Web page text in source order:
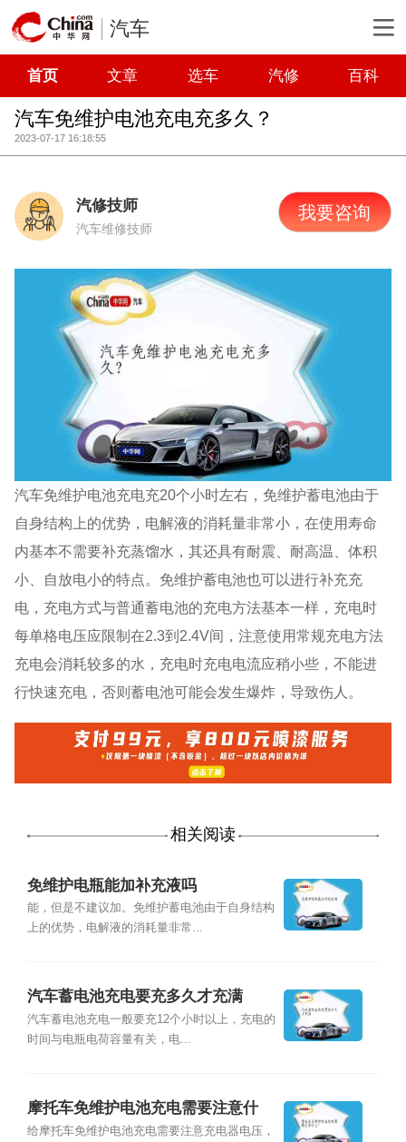
汽车
首页 文章 选车 汽修 百科
汽车免维护电池充电充多久？
2023-07-17 16:18:55
汽修技师
汽车维修技师
我要咨询
汽车免维护电池充电充20个小时左右，免维护蓄电池由于
自身结构上的优势，电解液的消耗量非常小，在使用寿命
内基本不需要补充蒸馏水，其还具有耐震、耐高温、体积
小、自放电小的特点。免维护蓄电池也可以进行补充充
电，充电方式与普通蓄电池的充电方法基本一样，充电时
每单格电压应限制在2.3到2.4V间，注意使用常规充电方法
充电会消耗较多的水，充电时充电电流应稍小些，不能进
行快速充电，否则蓄电池可能会发生爆炸，导致伤人。
相关阅读
免维护电瓶能加补充液吗
能，但是不建议加。免维护蓄电池由于自身结构
上的优势，电解液的消耗量非常...
汽车蓄电池充电要充多久才充满
汽车蓄电池充电一般要充12个小时以上，充电的
时间与电瓶电荷容量有关，电...
摩托车免维护电池充电需要注意什
么？
给摩托车免维护电池充电需要注意充电器电压，